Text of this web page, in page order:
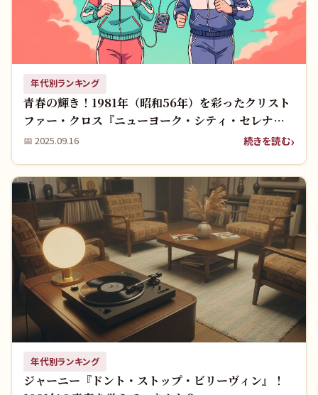
年代別ランキング
青春の輝き！1981年（昭和56年）を彩ったクリスト
ファー・クロス『ニューヨーク・シティ・セレナー
デ』伝説の一曲
📅 2025.09.16 続きを読む
年代別ランキング
ジャーニー『ドント・ストップ・ビリーヴィン』！